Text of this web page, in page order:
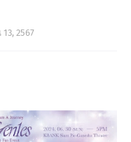
2567